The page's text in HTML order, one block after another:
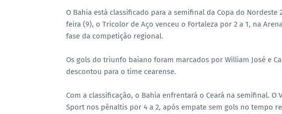
O Bahia está classificado para a semifinal da Copa do
feira (9), o Tricolor de Aço venceu o Fortaleza por 2 a 1, na
fase da competição regional.
Os gols do triunfo baiano foram marcados por William José e
descontou para o time cearense.
Com a classificação, o Bahia enfrentará o Ceará na semifinal.
Sport nos pênaltis por 4 a 2, após empate sem gols no tempo